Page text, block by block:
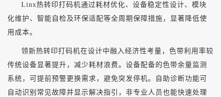
Linx热转印打码机通过耗材优化、设备稳定性设计、模块
化维护、智能自检及环保适配等全周期保障措施，显著降低使
用成本。
领新热转印打码机在设计中融入经济性考量，色带利用率较
传统设备显著提升，减少耗材浪费。设备配备的色带余量监测
系统，可提前预警更换需求，避免突发停机。自助诊断功能可
自动识别常见故障并显示解决指引，非专业人员也能快速处理